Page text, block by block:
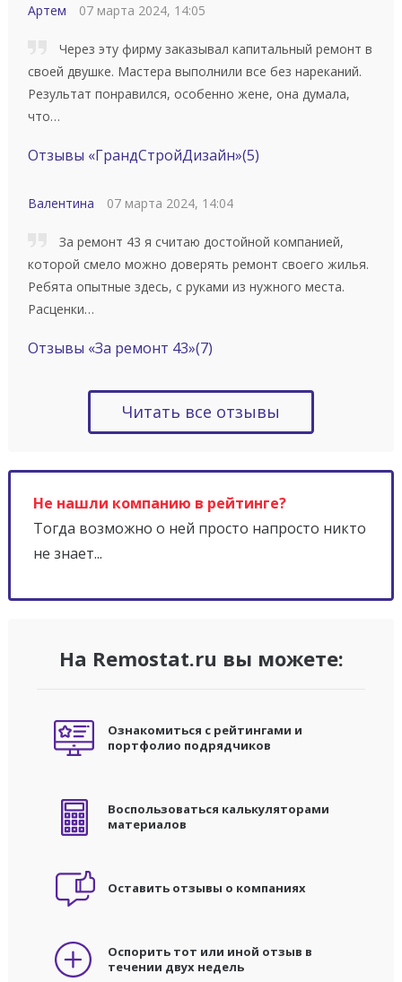
Артем 07 марта 2024, 14:05
Через эту фирму заказывал капитальный ремонт в
своей двушке. Мастера выполнили все без нареканий.
Результат понравился, особенно жене, она думала,
что…
Отзывы «ГрандСтройДизайн»(5)
Валентина 07 марта 2024, 14:04
За ремонт 43 я считаю достойной компанией,
которой смело можно доверять ремонт своего жилья.
Ребята опытные здесь, с руками из нужного места.
Расценки…
Отзывы «За ремонт 43»(7)
Читать все отзывы
Не нашли компанию в рейтинге?
Тогда возможно о ней просто напросто никто
не знает...
На Remostat.ru вы можете:
Ознакомиться с рейтингами и
портфолио подрядчиков
Воспользоваться калькуляторами
материалов
Оставить отзывы о компаниях
Оспорить тот или иной отзыв в
течении двух недель